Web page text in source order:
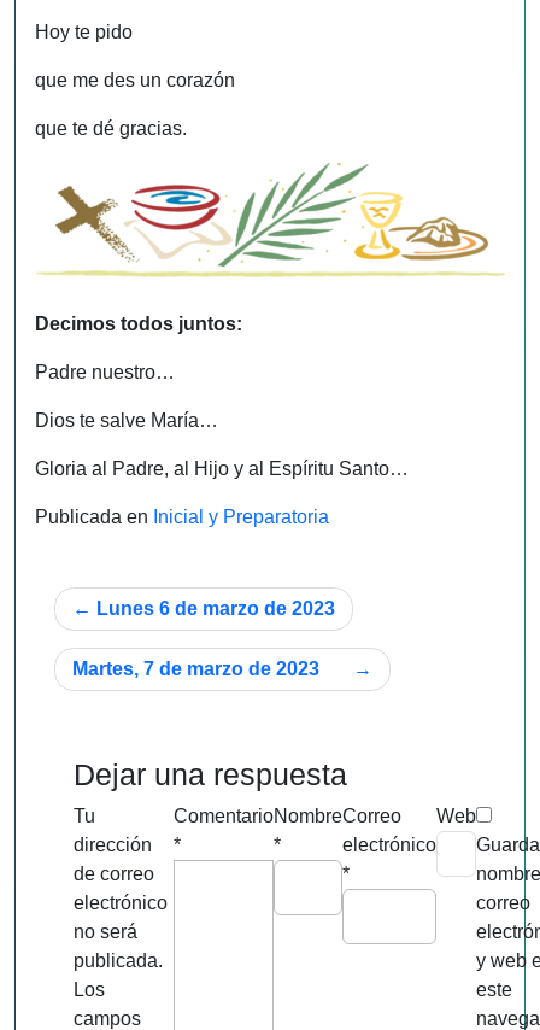
Hoy te pido
que me des un corazón
que te dé gracias.
Decimos todos juntos:
Padre nuestro…
Dios te salve María…
Gloria al Padre, al Hijo y al Espíritu Santo…
Publicada en Inicial y Preparatoria
Navegación
de
entradas
Lunes 6 de marzo de 2023
Martes, 7 de marzo de 2023
Dejar una respuesta
Tu
dirección
de correo
electrónico
no será
publicada.
Los
campos
Comentario
*
Nombre
*
Correo
electrónico
*
Web
correo
y web
este